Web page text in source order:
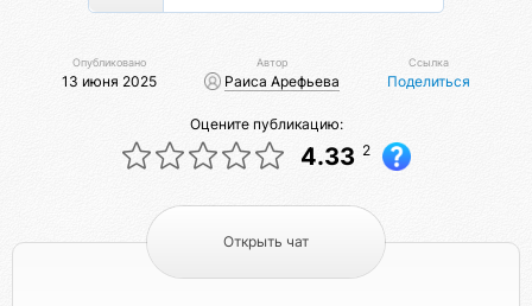
Опубликовано
13 июня 2025
Автор
Раиса Арефьева
Ссылка
Поделиться
Оцените публикацию:
4.33 2
Открыть чат